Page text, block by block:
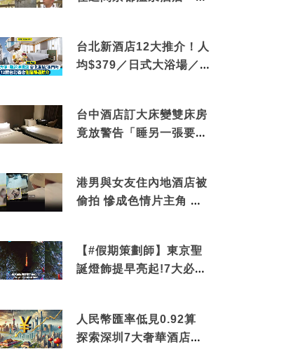
台北新酒店12大推介！人
均$379／日式大浴場／1
台中酒店訂大床變雙床房
竟放警告「睡另一張要加
港男與女友住內地酒店被
偷拍 慘成色情片主角 鏡
【#假期策劃師】東京聖
誕燈飾提早亮起!7大必去
人民幣匯率低見0.92算
探索深圳7大奢華酒店體